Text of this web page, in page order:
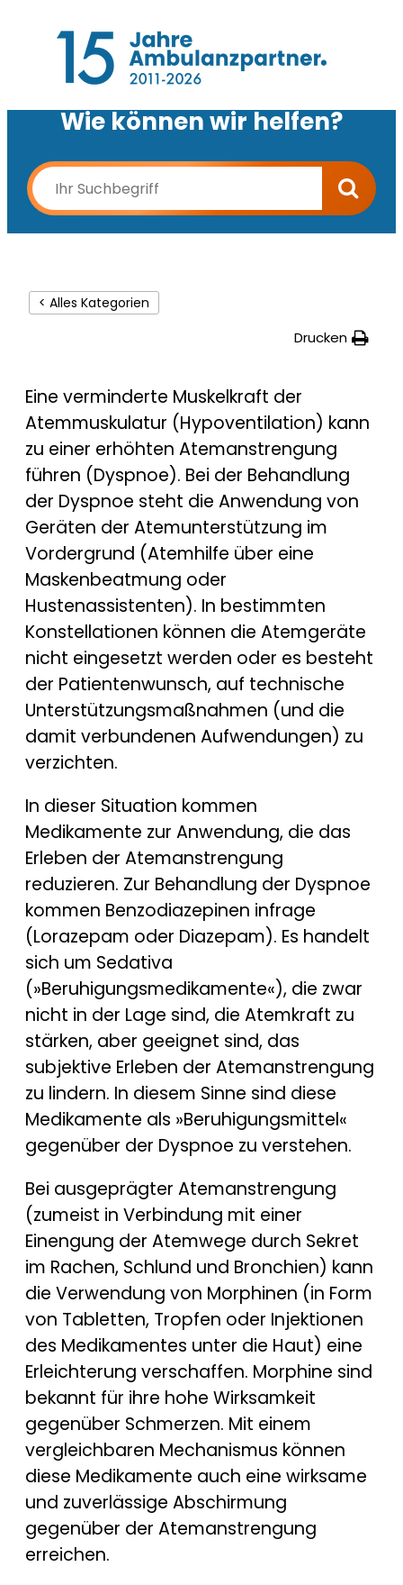
Wie können wir helfen?
< Alles Kategorien
Drucken
Eine verminderte Muskelkraft der
Atemmuskulatur (Hypoventilation) kann
zu einer erhöhten Atemanstrengung
führen (Dyspnoe). Bei der Behandlung
der Dyspnoe steht die Anwendung von
Geräten der Atemunterstützung im
Vordergrund (Atemhilfe über eine
Maskenbeatmung oder
Hustenassistenten). In bestimmten
Konstellationen können die Atemgeräte
nicht eingesetzt werden oder es besteht
der Patientenwunsch, auf technische
Unterstützungsmaßnahmen (und die
damit verbundenen Aufwendungen) zu
verzichten.
In dieser Situation kommen
Medikamente zur Anwendung, die das
Erleben der Atemanstrengung
reduzieren. Zur Behandlung der Dyspnoe
kommen Benzodiazepinen infrage
(Lorazepam oder Diazepam). Es handelt
sich um Sedativa
(»Beruhigungsmedikamente«), die zwar
nicht in der Lage sind, die Atemkraft zu
stärken, aber geeignet sind, das
subjektive Erleben der Atemanstrengung
zu lindern. In diesem Sinne sind diese
Medikamente als »Beruhigungsmittel«
gegenüber der Dyspnoe zu verstehen.
Bei ausgeprägter Atemanstrengung
(zumeist in Verbindung mit einer
Einengung der Atemwege durch Sekret
im Rachen, Schlund und Bronchien) kann
die Verwendung von Morphinen (in Form
von Tabletten, Tropfen oder Injektionen
des Medikamentes unter die Haut) eine
Erleichterung verschaffen. Morphine sind
bekannt für ihre hohe Wirksamkeit
gegenüber Schmerzen. Mit einem
vergleichbaren Mechanismus können
diese Medikamente auch eine wirksame
und zuverlässige Abschirmung
gegenüber der Atemanstrengung
erreichen.